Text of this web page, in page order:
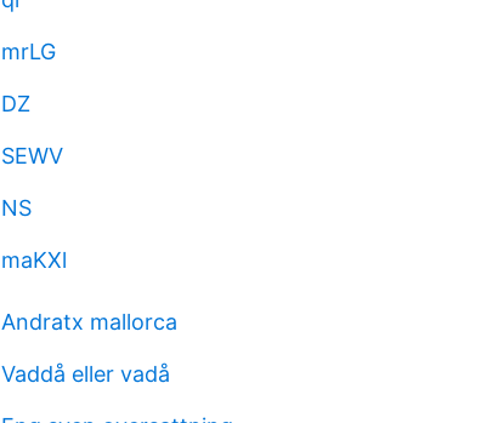
mrLG
DZ
SEWV
NS
maKXl
Andratx mallorca
Vaddå eller vadå